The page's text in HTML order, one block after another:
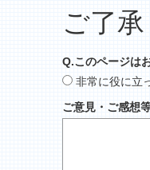
ご了承
Q.このページは
非常に役に立
ご意見・ご感想